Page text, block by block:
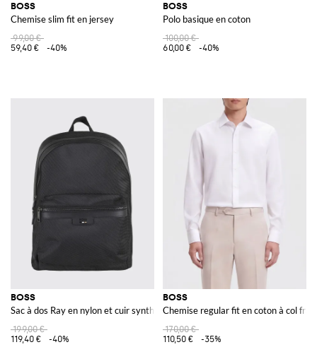
BOSS
Chemise slim fit en jersey
99,00 €
59,40 €
-40%
BOSS
Polo basique en coton
100,00 €
60,00 €
-40%
BOSS
Sac à dos Ray en nylon et cuir synthétique
199,00 €
119,40 €
-40%
BOSS
Chemise regular fit en coton à col
170,00 €
110,50 €
-35%